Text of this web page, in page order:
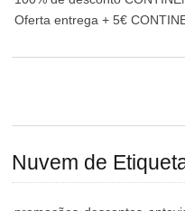
Oferta entrega + 5€
Nuvem de